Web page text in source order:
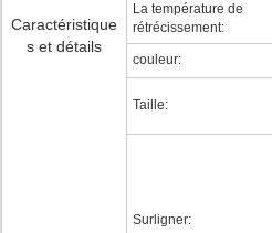
Caractéristique
s et détails
La température de
rétrécissement:
couleur:
Taille:
Surligner: